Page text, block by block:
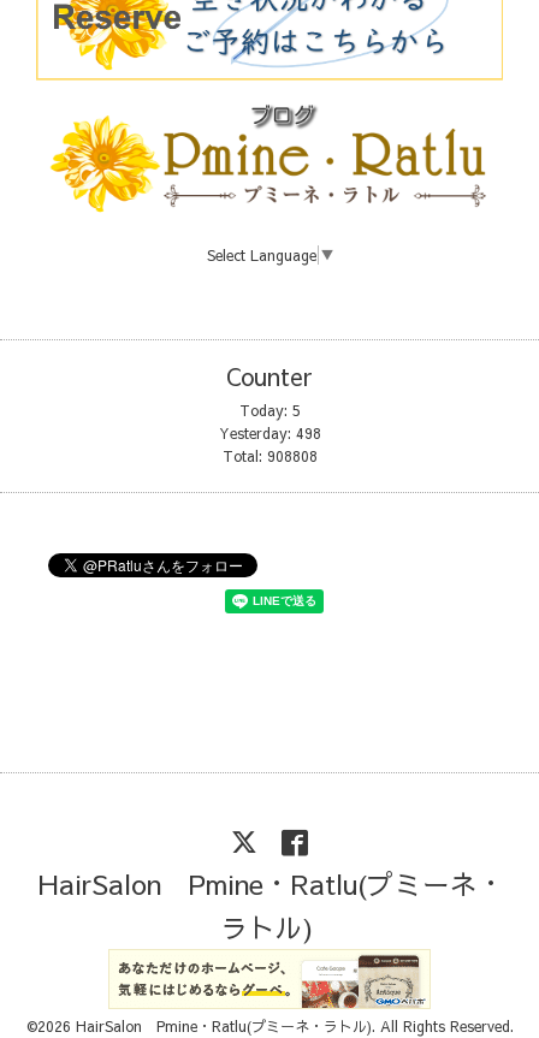
Select Language ▼
Counter
Today: 5
Yesterday: 498
Total: 908808
HairSalon Pmine・Ratlu(プミーネ・
ラトル)
©2026 HairSalon Pmine・Ratlu(プミーネ・ラトル). All Rights Reserved.